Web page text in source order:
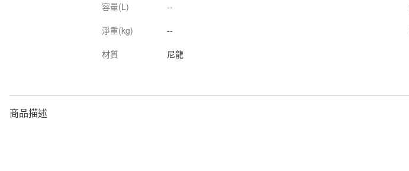
容量(L)
--
淨重(kg)
--
材質
尼龍
商品描述